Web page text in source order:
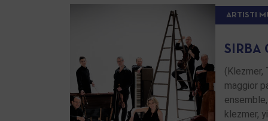
ARTISTI
SIRBA
(Klezmer,
maggior
klezmer,